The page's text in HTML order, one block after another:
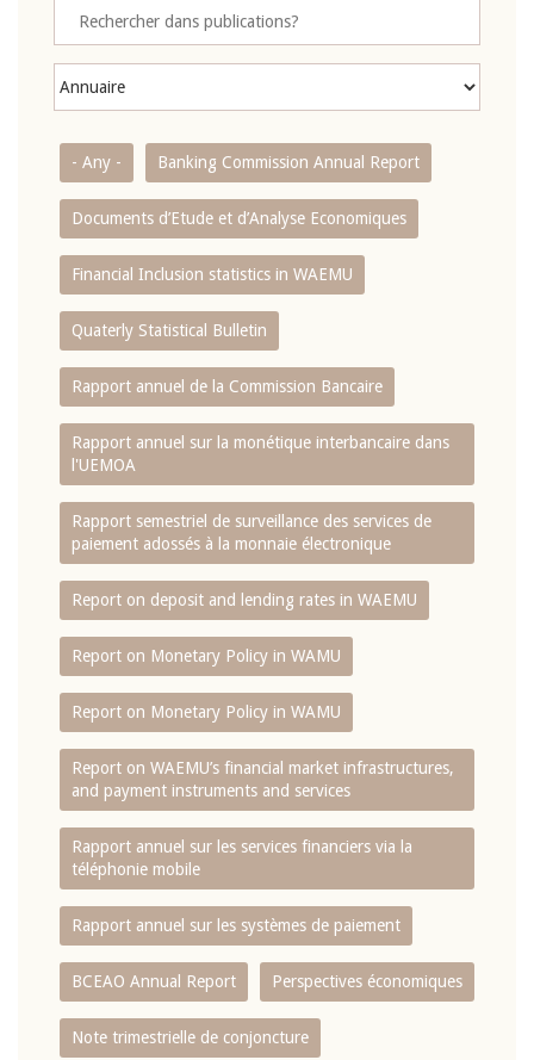
- Any - Banking Commission Annual Report
Documents d’Etude et d’Analyse Economiques
Financial Inclusion statistics in WAEMU
Quaterly Statistical Bulletin
Rapport annuel de la Commission Bancaire
Rapport annuel sur la monétique interbancaire dans
l'UEMOA
Rapport semestriel de surveillance des services de
paiement adossés à la monnaie électronique
Report on deposit and lending rates in WAEMU
Report on Monetary Policy in WAMU
Report on Monetary Policy in WAMU
Report on WAEMU’s financial market infrastructures,
and payment instruments and services
Rapport annuel sur les services financiers via la
téléphonie mobile
Rapport annuel sur les systèmes de paiement
BCEAO Annual Report Perspectives économiques
Note trimestrielle de conjoncture